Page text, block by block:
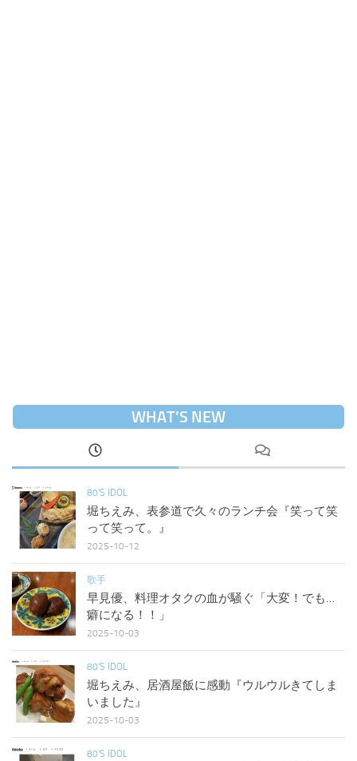
WHAT’S NEW
80'S IDOL
堀ちえみ、表参道で久々のランチ会『笑って笑
って笑って。』
2025-10-12
歌手
早見優、料理オタクの血が騒ぐ「大変！でも…
癖になる！！」
2025-10-03
80'S IDOL
堀ちえみ、居酒屋飯に感動『ウルウルきてしま
いました』
2025-10-03
80'S IDOL